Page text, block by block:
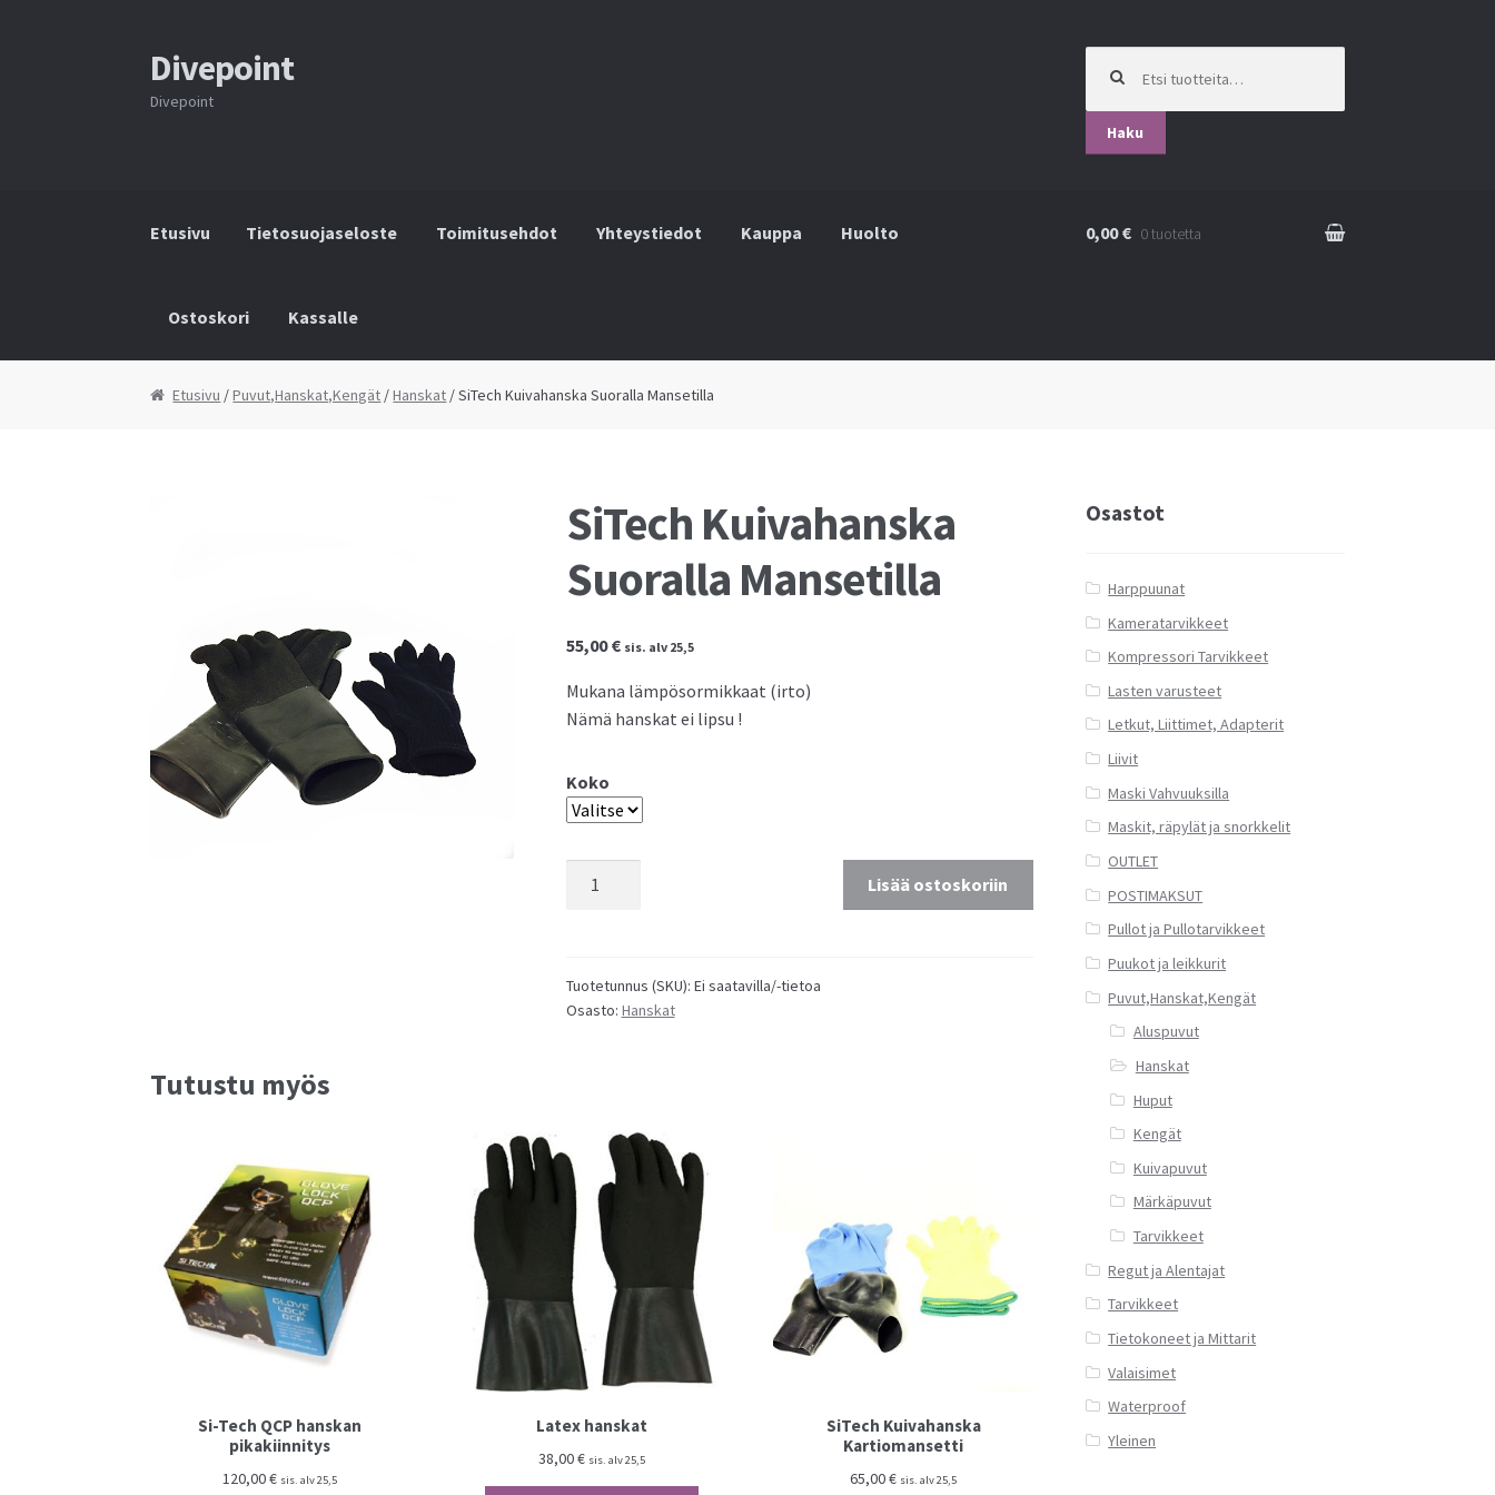
Siirry
navigointiin
Siirry
sisältöön
Divepoint
Divepoint
Haku
Etusivu Tietosuojaseloste Toimitusehdot Yhteystiedot Kauppa Huolto
Ostoskori Kassalle
EtusivuTietosuojaselosteToimitusehdotYhteystiedotKauppa Huolto
0,00 € 0 tuotetta
Etusivu /Puvut,Hanskat,Kengät /Hanskat / SiTech Kuivahanska Suoralla Mansetilla
SiTech Kuivahanska
Suoralla Mansetilla
55,00€ sis. alv 25,5
Mukana lämpösormikkaat (irto)
Nämä hanskat ei lipsu !
Koko
määrä
Lisää ostoskoriin
Tuotetunnus (SKU): Ei saatavilla/-tietoa
Osasto: Hanskat
Tutustu myös
Si-Tech QCP hanskan
pikakiinnitys
120,00€ sis. alv 25,5
Latex hanskat
38,00€ sis. alv 25,5
SiTech Kuivahanska
Kartiomansetti
65,00€ sis. alv 25,5
Osastot
Harppuunat
Kameratarvikkeet
Kompressori Tarvikkeet
Lasten varusteet
Letkut, Liittimet, Adapterit
Liivit
Maski Vahvuuksilla
Maskit, räpylät ja snorkkelit
OUTLET
POSTIMAKSUT
Pullot ja Pullotarvikkeet
Puukot ja leikkurit
Puvut,Hanskat,Kengät
Aluspuvut
Hanskat
Huput
Kengät
Kuivapuvut
Märkäpuvut
Tarvikkeet
Regut ja Alentajat
Tarvikkeet
Tietokoneet ja Mittarit
Valaisimet
Waterproof
Yleinen